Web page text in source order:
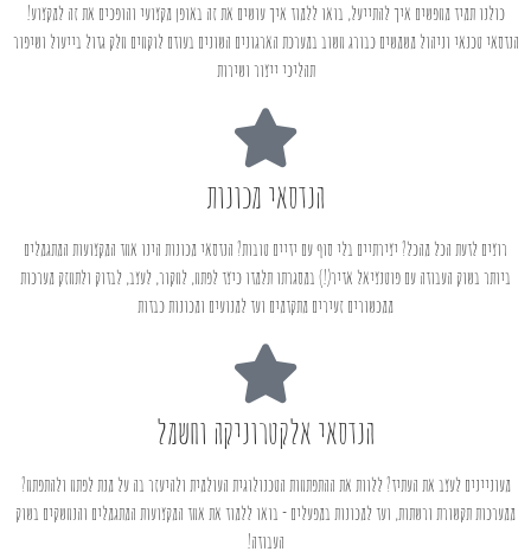
כולנו תמיד מחפשים איך להתייעל, בואו ללמוד איך עושים את זה באופן מקצועי והופכים את זה למקצוע!
הנדסאי טכנאי וניהול משמשים כבורג חשוב במערכת הארגונים השונים בעודם לוקחים חלק גדול בייעול ושיפור
תהליכי ייצור ושירות
הנדסאי מכונות
רוצים לדעת הכל מהכל? יצירתיים בלי סוף עם ידיים טובות? הנדסאי מכונות הינו אחד המקצועות המתגמלים
ביותר בשוק העבודה עם פוטנציאל אדיר(!) במסגרתו תלמדו כיצד לפתח, לחקור, לעצב, לבדוק ולתחזק מערכות
ממכשורים זעירים מתקדמים ועד למנועים ומכונות כבדות
הנדסאי אלקטרוניקה וחשמל
מעוניינים לעצב את העתיד? ללוות את ההתפתחות הטכנולוגית העולמית ולהיעזר בה על מנת לפתח ולהתפתח?
ממערכות תקשורת ורשתות, ועד למכונות במפעלים - בואו ללמוד את אחד המקצועות המתגמלים והנחשקים בשוק
העבודה!